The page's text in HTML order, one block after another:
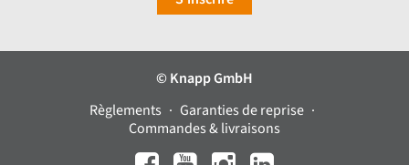
© Knapp GmbH
Règlements
Garanties de reprise
Commandes & livraisons